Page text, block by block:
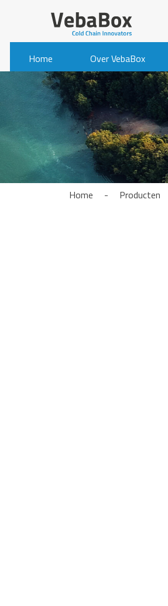
Home Over VebaBox
Home - Producten